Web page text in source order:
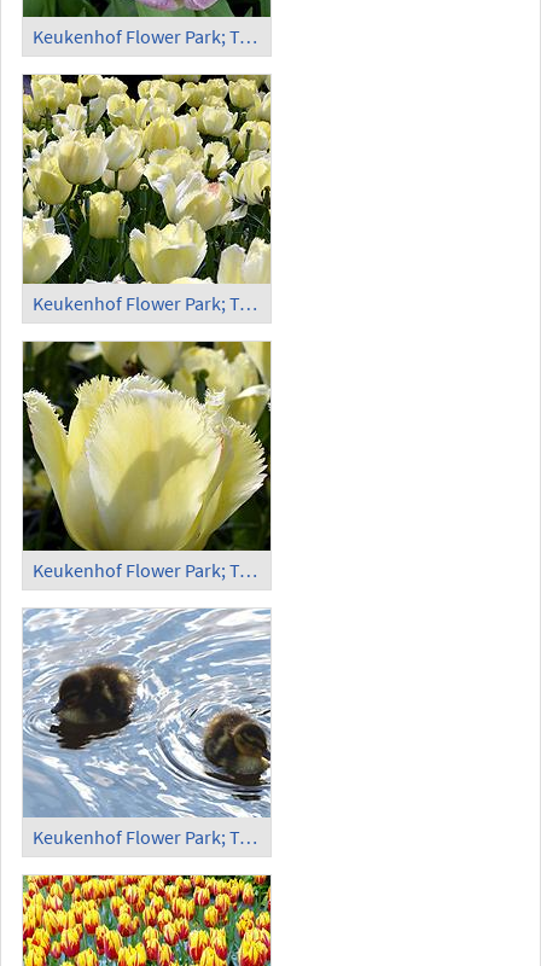
Keukenhof Flower Park; Tulips (4)
Keukenhof Flower Park; Tulips (5)
Keukenhof Flower Park; Tulips (6)
Keukenhof Flower Park; Tulips, Duckling